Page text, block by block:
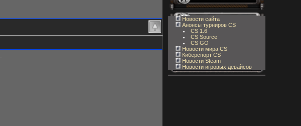
Новости сайта
Анонсы турниров CS
CS 1.6
CS Source
CS GO
Новости мира CS
Киберспорт CS
Новости Steam
Новости игровых девайсов